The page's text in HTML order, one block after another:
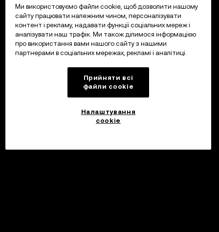
Ми використовуємо файли cookie, щоб дозволити нашому
сайту працювати належним чином, персоналізувати
контент і рекламу, надавати функції соціальних мереж і
аналізувати наш трафік. Ми також ділимося інформацією
про використання вами нашого сайту з нашими
партнерами в соціальних мережах, рекламі і аналітиці.
Прийняти всі
файли сookie
Налаштування
cookie